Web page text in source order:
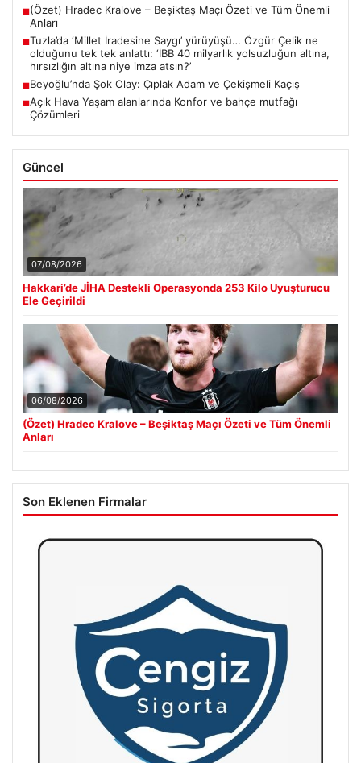
■(Özet) Hradec Kralove – Beşiktaş Maçı Özeti ve Tüm Önemli
Anları
■Tuzla’da ‘Millet İradesine Saygı’ yürüyüşü… Özgür Çelik ne
olduğunu tek tek anlattı: ‘İBB 40 milyarlık yolsuzluğun altına,
hırsızlığın altına niye imza atsın?’
■Beyoğlu’nda Şok Olay: Çıplak Adam ve Çekişmeli Kaçış
■Açık Hava Yaşam alanlarında Konfor ve bahçe mutfağı
Çözümleri
Güncel
07/08/2026
Hakkari’de JİHA Destekli Operasyonda 253 Kilo Uyuşturucu
Ele Geçirildi
06/08/2026
(Özet) Hradec Kralove – Beşiktaş Maçı Özeti ve Tüm Önemli
Anları
Son Eklenen Firmalar